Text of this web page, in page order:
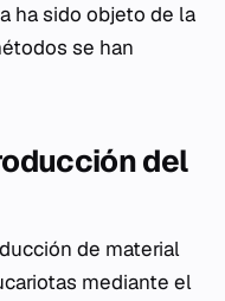
ha sido objeto de la
se han
del
de material
mediante el